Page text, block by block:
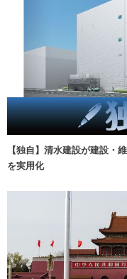
【独自】清水建設が建設・
を実用化